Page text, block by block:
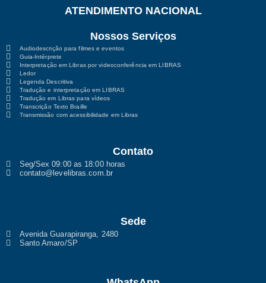
ATENDIMENTO NACIONAL
Nossos Serviços
Audiodescrição para filmes e eventos
Guia-Intérprete
Interpretação em Libras por videoconferência em LIBRAS
Ledor
Legenda Descritiva
Tradução e interpretação em LIBRAS
Tradução em Libras para vídeos
Transcrição Texto Braille
Transmissão com acessibilidade em Libras
Contato
Seg/Sex 09:00 as 18:00 horas
contato@levelibras.com.br
Sede
Avenida Guarapiranga, 2480
Santo Amaro/SP